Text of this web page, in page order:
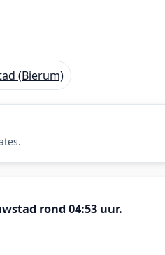
(Bierum)
rond 04:53 uur.